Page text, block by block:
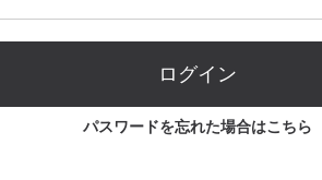
ログイン
パスワードを忘れた場合はこちら